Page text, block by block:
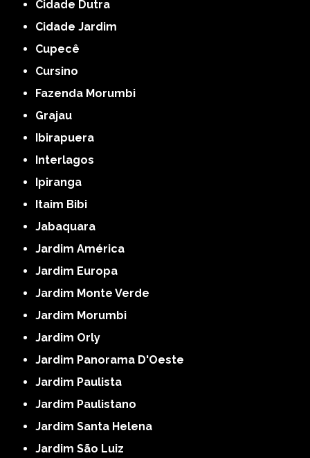
Cidade Dutra
Cidade Jardim
Cupecê
Cursino
Fazenda Morumbi
Grajau
Ibirapuera
Interlagos
Ipiranga
Itaim Bibi
Jabaquara
Jardim América
Jardim Europa
Jardim Monte Verde
Jardim Morumbi
Jardim Orly
Jardim Panorama D'Oeste
Jardim Paulista
Jardim Paulistano
Jardim Santa Helena
Jardim São Luiz